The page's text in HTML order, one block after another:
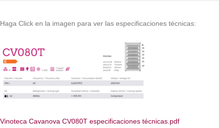
Haga Click en la imagen para ver las especificaciones técnicas:
Vinoteca Cavanova CV080T especificaciones técnicas.pdf